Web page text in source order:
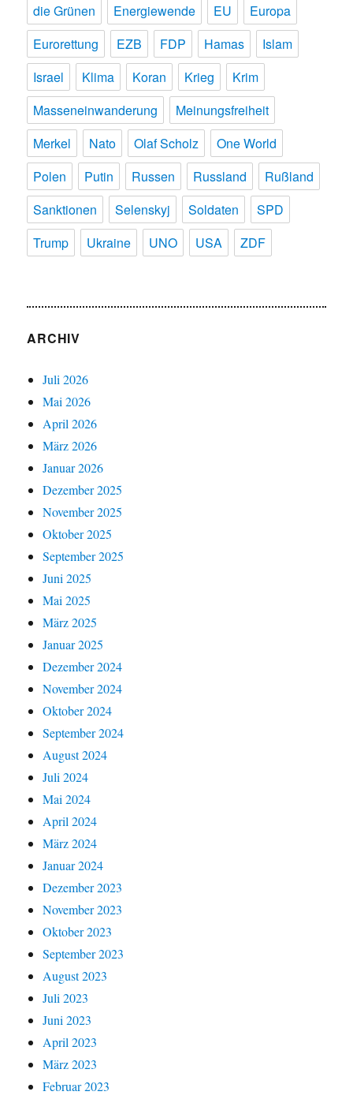
die Grünen
Energiewende EU
Europa
Eurorettung
EZB FDP Hamas
Islam
Israel
Klima Koran Krieg
Krim
Masseneinwanderung
Meinungsfreiheit
Merkel
Nato Olaf Scholz
One World
Polen
Putin Russen Russland
Rußland
Sanktionen
Selenskyj Soldaten
SPD
Trump
Ukraine UNO USA ZDF
ARCHIV
Juli 2026
Mai 2026
April 2026
März 2026
Januar 2026
Dezember 2025
November 2025
Oktober 2025
September 2025
Juni 2025
Mai 2025
März 2025
Januar 2025
Dezember 2024
November 2024
Oktober 2024
September 2024
August 2024
Juli 2024
Mai 2024
April 2024
März 2024
Januar 2024
Dezember 2023
November 2023
Oktober 2023
September 2023
August 2023
Juli 2023
Juni 2023
April 2023
März 2023
Februar 2023